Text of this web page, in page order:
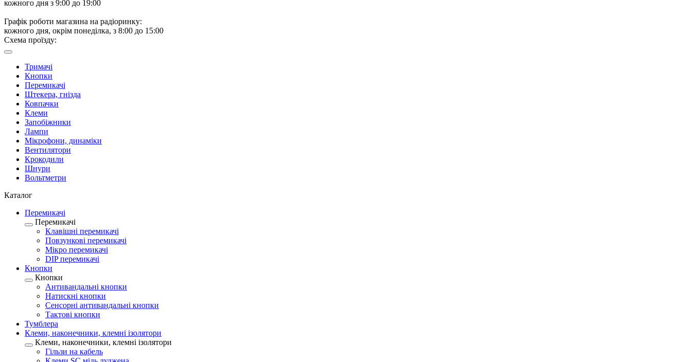
кожного дня з 9:00 до 19:00
Графік роботи магазина на радіоринку:
кожного дня, окрім понеділка, з 8:00 до 15:00
Схема проїзду:
Тримачі
Кнопки
Перемикачі
Штекера, гнізда
Ковпачки
Клеми
Запобіжники
Лампи
Мікрофони, динаміки
Вентилятори
Крокодили
Шнури
Вольтметри
Каталог
Перемикачі
Перемикачі
Клавішні перемикачі
Повзункові перемикачі
Мікро перемикачі
DIP перемикачі
Кнопки
Кнопки
Антивандальні кнопки
Натискні кнопки
Сенсорні антивандальні кнопки
Тактові кнопки
Тумблера
Клеми, наконечники, клемні ізолятори
Клеми, наконечники, клемні ізолятори
Гільзи на кабель